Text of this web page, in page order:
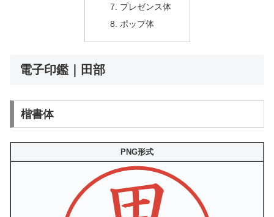
プレゼンス体
ポップ体
電子印鑑｜田部
楷書体
PNG形式